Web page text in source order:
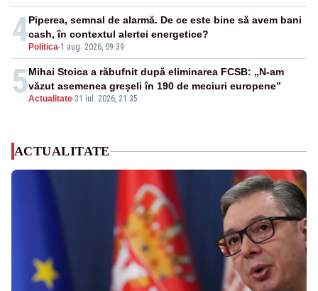
4 Politica-1 aug. 2026, 09:39
Piperea, semnal de alarmă. De ce este bine să avem bani
cash, în contextul alertei energetice?
5Actualitate-31 iul. 2026, 21:35
Mihai Stoica a răbufnit după eliminarea FCSB: „N-am
văzut asemenea greșeli în 190 de meciuri europene”
ACTUALITATE